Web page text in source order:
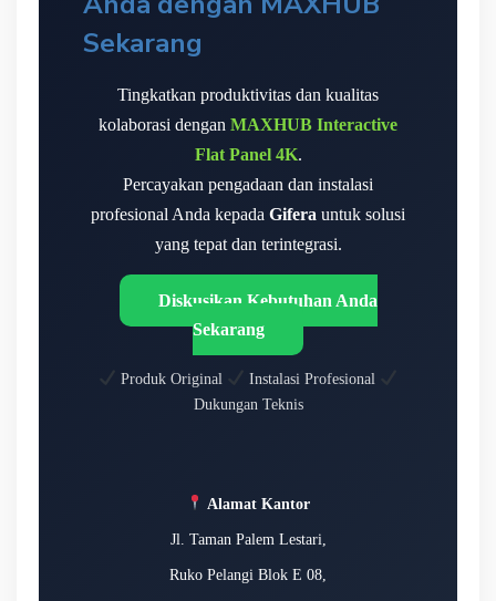
Sekarang
Tingkatkan produktivitas dan kualitas
kolaborasi dengan MAXHUB Interactive
Flat Panel 4K.
Percayakan pengadaan dan instalasi
profesional Anda kepada Gifera untuk solusi
yang tepat dan terintegrasi.
Diskusikan Kebutuhan Anda
Sekarang
Produk Original
Instalasi Profesional
Dukungan Teknis
Alamat Kantor
Jl. Taman Palem Lestari,
Ruko Pelangi Blok E 08,